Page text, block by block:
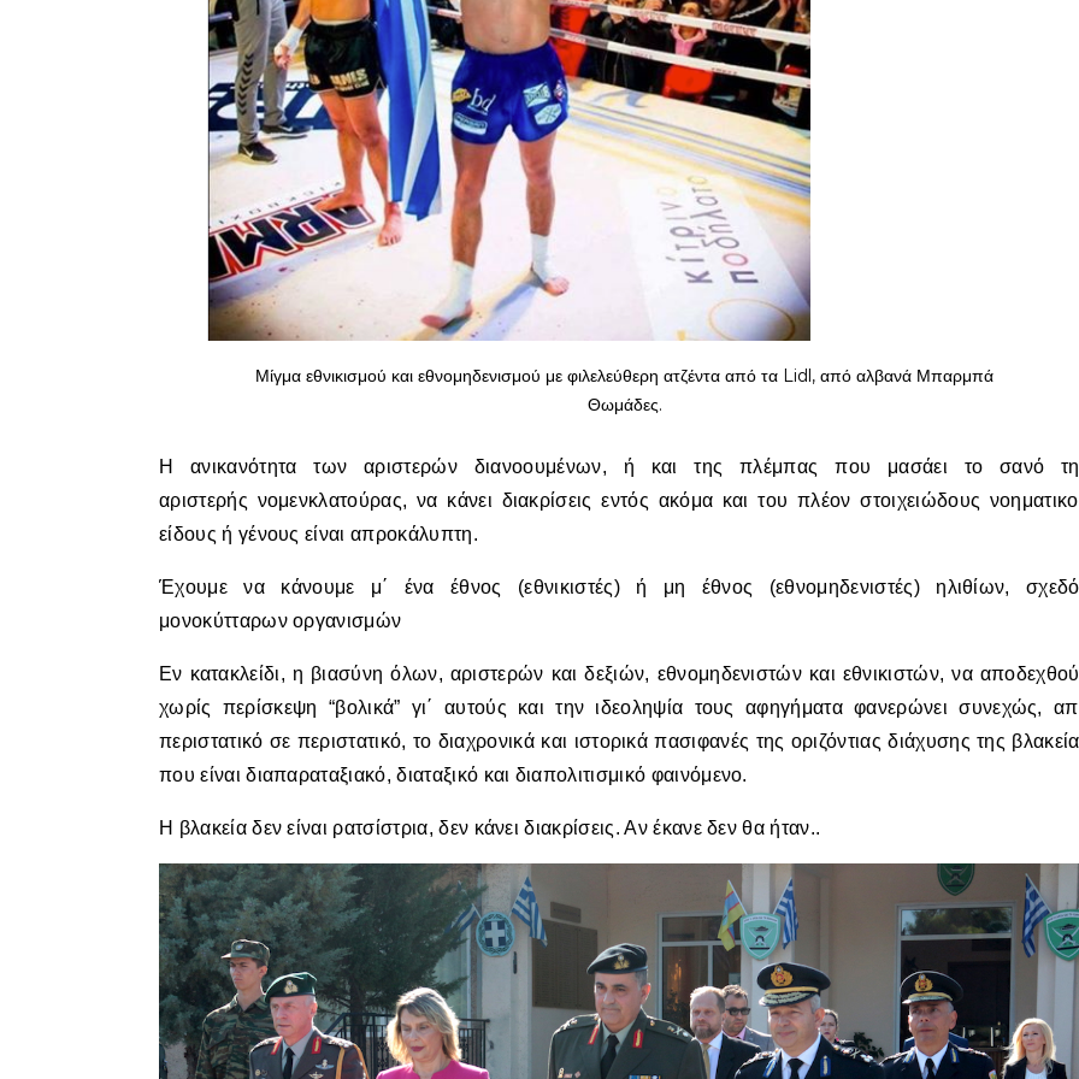
Μίγμα εθνικισμού και εθνομηδενισμού με φιλελεύθερη ατζέντα από τα Lidl, από αλβανά Μπαρμπά
Θωμάδες.
Η ανικανότητα των αριστερών διανοουμένων, ή και της πλέμπας που μασάει το σανό
αριστερής νομενκλατούρας, να κάνει διακρίσεις εντός ακόμα και του πλέον στοιχειώδους
είδους ή γένους είναι απροκάλυπτη.
Έχουμε να κάνουμε μ΄ ένα έθνος (εθνικιστές) ή μη έθνος (εθνομηδενιστές) ηλιθίων,
μονοκύτταρων οργανισμών
Εν κατακλείδι, η βιασύνη όλων, αριστερών και δεξιών, εθνομηδενιστών και εθνικιστών, να
χωρίς περίσκεψη “βολικά” γι΄ αυτούς και την ιδεοληψία τους αφηγήματα φανερώνει συνεχώς,
περιστατικό σε περιστατικό, το διαχρονικά και ιστορικά πασιφανές της οριζόντιας διάχυσης της
που είναι διαπαραταξιακό, διαταξικό και διαπολιτισμικό φαινόμενο.
Η βλακεία δεν είναι ρατσίστρια, δεν κάνει διακρίσεις. Αν έκανε δεν θα ήταν..